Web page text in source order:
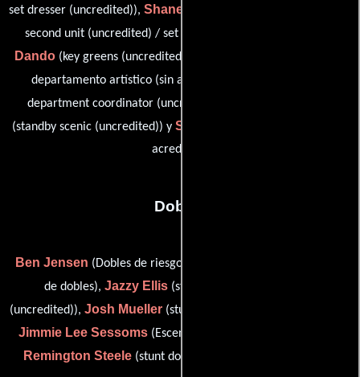
set dresser (uncredited)), Shane Forbes Bates
second unit (uncredited) / set dresser (uncredited)),
Dando(key greens (uncredited)),
departamento artístico (sin acredita),
department coordinator (uncredited)),
(standby scenic (uncredited)) y Steffan Taube
acreditar))
Dobles
Ben Jensen (Dobles de riesgo),
de dobles), Jazzy Ellis(stunt double: Kylie Bunbury
(uncredited)), Josh Mueller(stunt double: Hunter (uncredited)),
Jimmie Lee Sessoms(Escenas peligrosas (sin acreditar)) y
Remington Steele(stunt double: mike vogel (uncredited))